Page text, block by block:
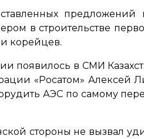
предложений
в строительстве
корейцев.
появилось в СМИ
«Росатом» Алексей
АЭС по самому
стороны не вызвал